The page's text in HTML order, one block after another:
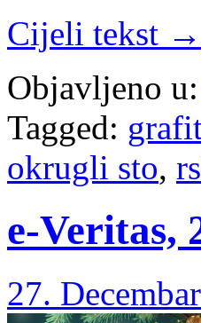
Cijeli tekst →
Objavljeno u:
Tagged:
okrugli sto,
e-Veritas,
27.